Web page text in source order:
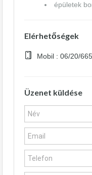
épületek
Elérhetőségek
Mobil : 06/20/
Üzenet küldése